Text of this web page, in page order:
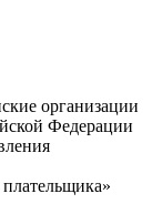
организации
Федерации